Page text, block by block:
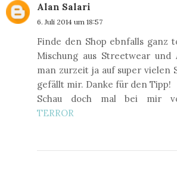
Alan Salari
6. Juli 2014 um 18:57
Finde den Shop ebnfalls ganz
Mischung aus Streetwear und
man zurzeit ja auf super vielen
gefällt mir. Danke für den Tipp!
Schau doch mal bei mir
TERROR